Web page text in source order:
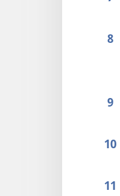
8
9
10
11